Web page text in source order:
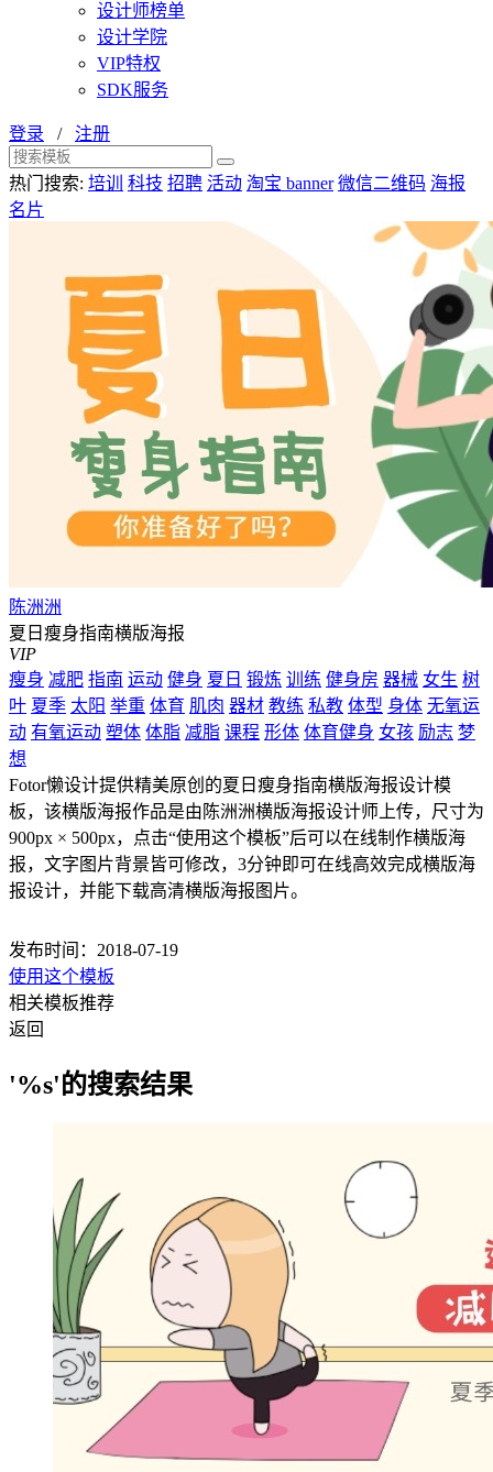
设计师榜单
设计学院
VIP特权
SDK服务
登录 / 注册
热门搜索: 培训 科技 招聘 活动 淘宝 banner 微信二维码 海报
名片
陈洲洲
夏日瘦身指南横版海报
VIP
瘦身 减肥 指南 运动 健身 夏日 锻炼 训练 健身房 器械 女生 树
叶 夏季 太阳 举重 体育 肌肉 器材 教练 私教 体型 身体 无氧运
动 有氧运动 塑体 体脂 减脂 课程 形体 体育健身 女孩 励志 梦
想
Fotor懒设计提供精美原创的夏日瘦身指南横版海报设计模
板，该横版海报作品是由陈洲洲横版海报设计师上传，尺寸为
900px × 500px，点击“使用这个模板”后可以在线制作横版海
报，文字图片背景皆可修改，3分钟即可在线高效完成横版海
报设计，并能下载高清横版海报图片。
发布时间：2018-07-19
使用这个模板
相关模板推荐
返回
'%s'的搜索结果